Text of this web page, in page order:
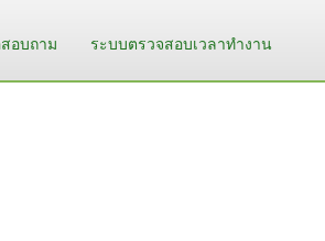
อบถาม ระบบตรวจสอบเวลาทำงาน